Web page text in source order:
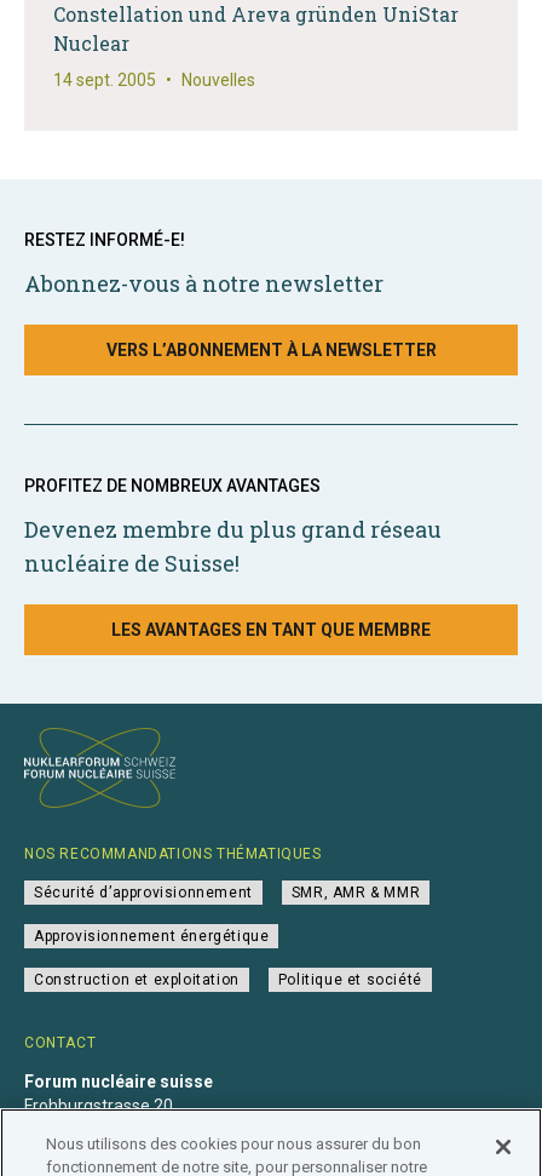
Constellation und Areva gründen UniStar
Nuclear
14 sept. 2005 • Nouvelles
RESTEZ INFORMÉ-E!
Abonnez-vous à notre newsletter
VERS L’ABONNEMENT À LA NEWSLETTER
PROFITEZ DE NOMBREUX AVANTAGES
Devenez membre du plus grand réseau
nucléaire de Suisse!
LES AVANTAGES EN TANT QUE MEMBRE
CONTACT
Forum nucléaire suisse
Frohburgstrasse 20
+41 31 560 36 50
NOS RECOMMANDATIONS THÉMATIQUES
Sécurité d’approvisionnement SMR, AMR & MMR
Approvisionnement énergétique
Construction et exploitation Politique et société
Nous utilisons des cookies pour nous assurer du bon
fonctionnement de notre site, pour personnaliser notre